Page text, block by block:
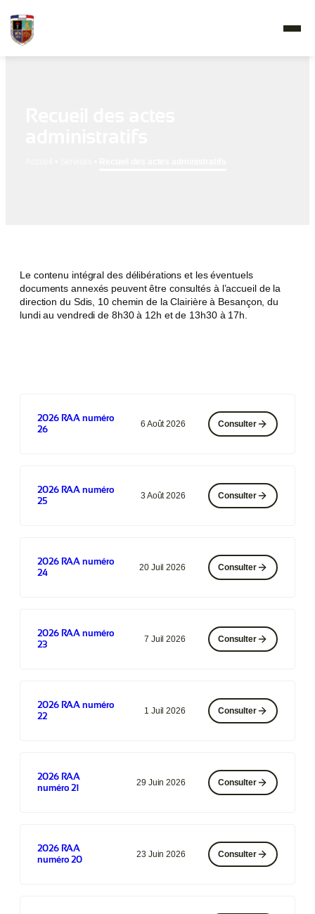
Le contenu intégral des délibérations et les éventuels
documents annexés peuvent être consultés à l’accueil de la
direction du Sdis, 10 chemin de la Clairière à Besançon, du
lundi au vendredi de 8h30 à 12h et de 13h30 à 17h.
2026 RAA numéro
26
6 Août 2026 Consulter
2026 RAA numéro
25
3 Août 2026 Consulter
2026 RAA numéro
24
20 Juil 2026 Consulter
2026 RAA numéro
23
7 Juil 2026 Consulter
2026 RAA numéro
22
1 Juil 2026 Consulter
2026 RAA
numéro 21
29 Juin 2026 Consulter
2026 RAA
numéro 20
23 Juin 2026 Consulter